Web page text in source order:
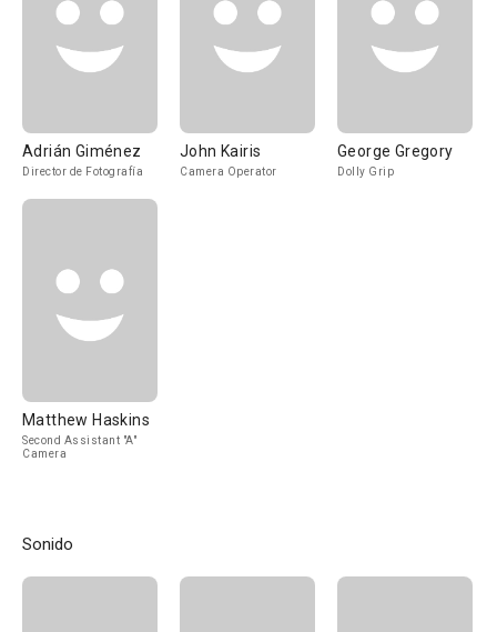
Adrián Giménez
Director de Fotografía
John Kairis
Camera Operator
George Gregory
Dolly Grip
Matthew Haskins
Second Assistant "A"
Camera
Sonido